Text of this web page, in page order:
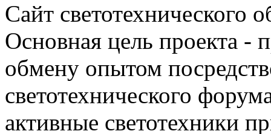
Сайт светотехнического
Основная цель проекта -
обмену опытом
светотехнического
активные светотехники